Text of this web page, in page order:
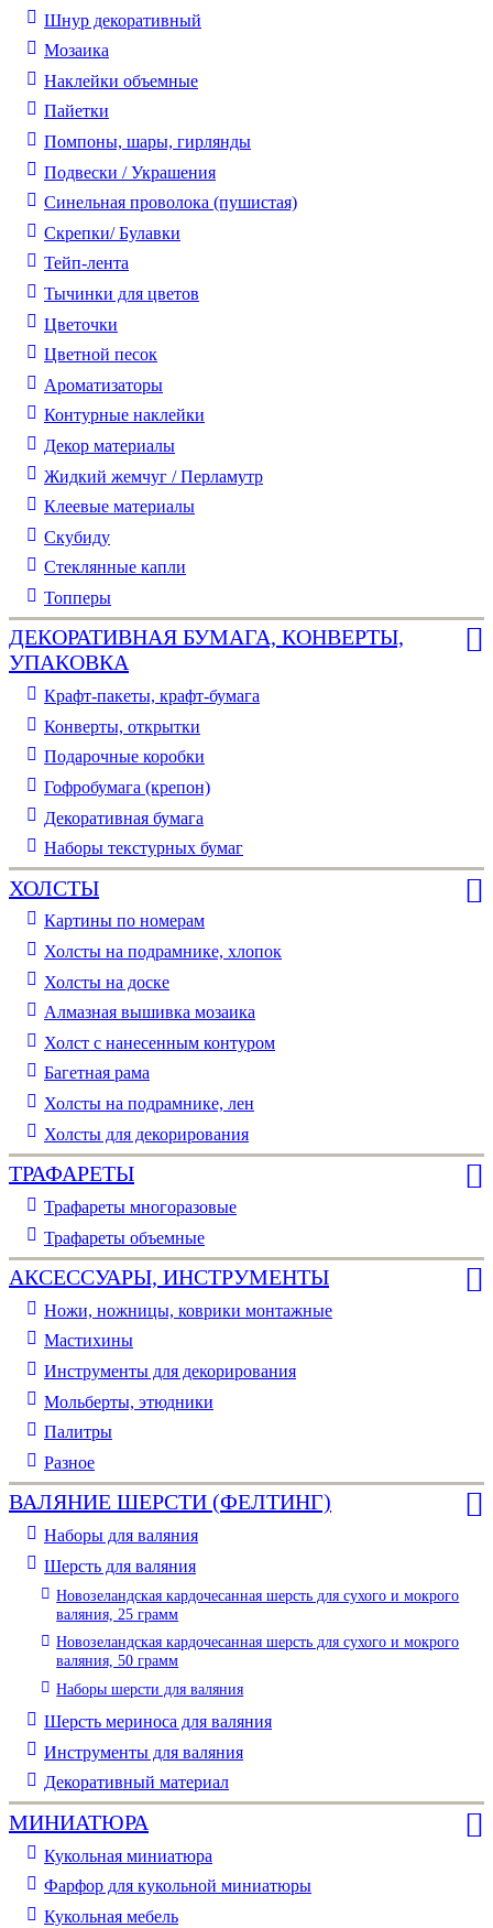
Шнур декоративный
Мозаика
Наклейки объемные
Пайетки
Помпоны, шары, гирлянды
Подвески / Украшения
Синельная проволока (пушистая)
Скрепки/ Булавки
Тейп-лента
Тычинки для цветов
Цветочки
Цветной песок
Ароматизаторы
Контурные наклейки
Декор материалы
Жидкий жемчуг / Перламутр
Клеевые материалы
Скубиду
Стеклянные капли
Топперы
ДЕКОРАТИВНАЯ БУМАГА, КОНВЕРТЫ,
УПАКОВКА
Крафт-пакеты, крафт-бумага
Конверты, открытки
Подарочные коробки
Гофробумага (крепон)
Декоративная бумага
Наборы текстурных бумаг
ХОЛСТЫ
Картины по номерам
Холсты на подрамнике, хлопок
Холсты на доске
Алмазная вышивка мозаика
Холст с нанесенным контуром
Багетная рама
Холсты на подрамнике, лен
Холсты для декорирования
ТРАФАРЕТЫ
Трафареты многоразовые
Трафареты объемные
АКСЕССУАРЫ, ИНСТРУМЕНТЫ
Ножи, ножницы, коврики монтажные
Мастихины
Инструменты для декорирования
Мольберты, этюдники
Палитры
Разное
ВАЛЯНИЕ ШЕРСТИ (ФЕЛТИНГ)
Наборы для валяния
Шерсть для валяния
Новозеландская кардочесанная шерсть для сухого и мокрого
валяния, 25 грамм
Новозеландская кардочесанная шерсть для сухого и мокрого
валяния, 50 грамм
Наборы шерсти для валяния
Шерсть мериноса для валяния
Инструменты для валяния
Декоративный материал
МИНИАТЮРА
Кукольная миниатюра
Фарфор для кукольной миниатюры
Кукольная мебель